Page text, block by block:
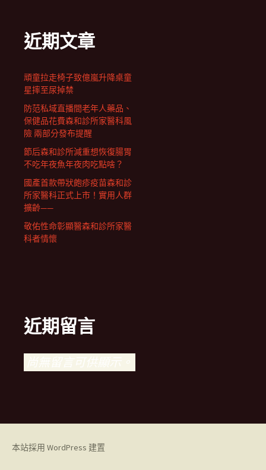
近期文章
頑童拉走椅子致億嵐升降桌童
星摔至尿掉禁
防范私域直播間老年人藥品、
保健品花費森和診所家醫科風
險 兩部分發布提醒
節后森和診所減重想恢復腸胃
不吃年夜魚年夜肉吃點啥？
國產首款帶狀皰疹疫苗森和診
所家醫科正式上市！實用人群
擴齡——
敬佑性命彰顯醫森和診所家醫
科者情懷
近期留言
尚無留言可供顯示。
本站採用 WordPress 建置